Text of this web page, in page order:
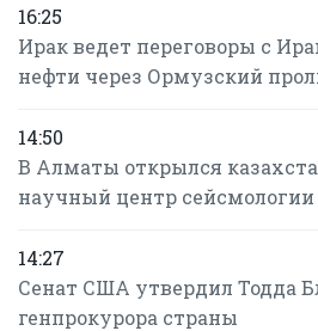
16:25
Ирак ведет переговоры с
нефти через Ормузский
14:50
В Алматы открылся
научный центр сейсмологии
14:27
Сенат США утвердил Тодда
генпрокурора страны